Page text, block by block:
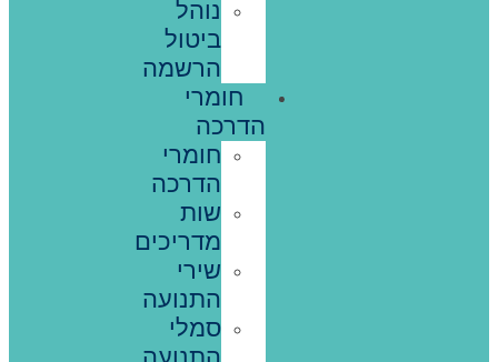
נוהל
ביטול
הרשמה
חומרי
הדרכה
חומרי
הדרכה
שות
מדריכים
שירי
התנועה
סמלי